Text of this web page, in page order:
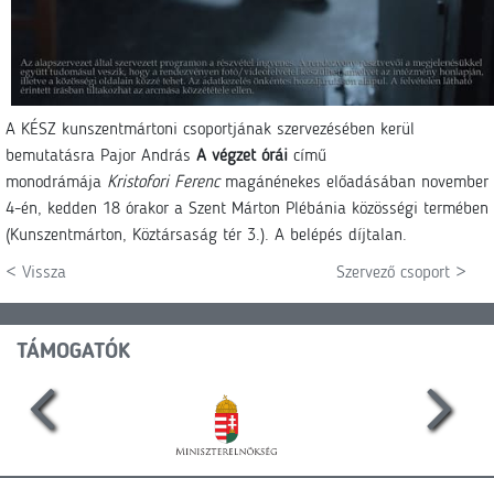
A KÉSZ kunszentmártoni csoportjának szervezésében kerül
bemutatásra Pajor András A végzet órái című
monodrámája Kristofori Ferencmagánénekes előadásában november
4-én, kedden 18 órakor a Szent Márton Plébánia közösségi termében
(Kunszentmárton, Köztársaság tér 3.). A belépés díjtalan.
< Vissza Szervező csoport >
TÁMOGATÓK